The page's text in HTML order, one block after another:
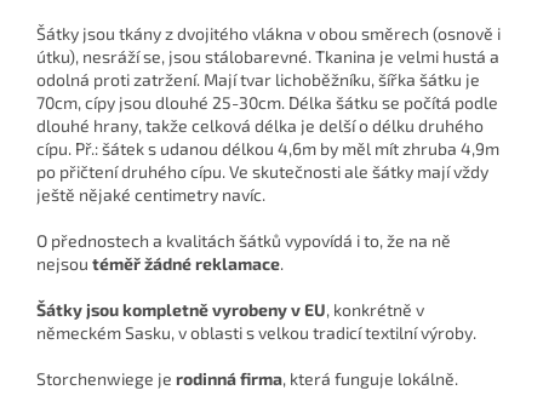
Šátky jsou tkány z dvojitého vlákna v obou směrech (osnově i
útku), nesráží se, jsou stálobarevné. Tkanina je velmi hustá a
odolná proti zatržení. Mají tvar lichoběžníku, šířka šátku je
70cm, cípy jsou dlouhé 25-30cm. Délka šátku se počítá podle
dlouhé hrany, takže celková délka je delší o délku druhého
cípu. Př.: šátek s udanou délkou 4,6m by měl mít zhruba 4,9m
po přičtení druhého cípu. Ve skutečnosti ale šátky mají vždy
ještě nějaké centimetry navíc.
O přednostech a kvalitách šátků vypovídá i to, že na ně
nejsou téměř žádné reklamace.
Šátky jsou kompletně vyrobeny v EU, konkrétně v
německém Sasku, v oblasti s velkou tradicí textilní výroby.
Storchenwiege je rodinná firma, která funguje lokálně.